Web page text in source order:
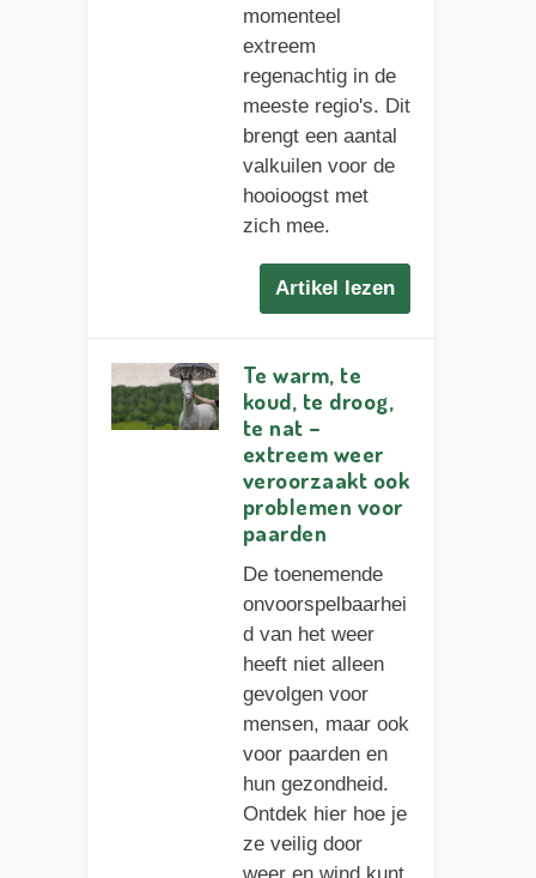
momenteel
extreem
regenachtig in de
meeste regio's. Dit
brengt een aantal
valkuilen voor de
hooioogst met
zich mee.
Artikel lezen
Te warm, te
koud, te droog,
te nat –
extreem weer
veroorzaakt ook
problemen voor
paarden
De toenemende
onvoorspelbaarhei
d van het weer
heeft niet alleen
gevolgen voor
mensen, maar ook
voor paarden en
hun gezondheid.
Ontdek hier hoe je
ze veilig door